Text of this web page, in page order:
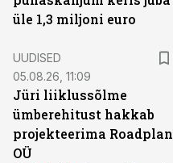
üle 1,3 miljoni euro
UUDISED
05.08.26, 11:09
Jüri liiklussõlme
ümberehitust hakkab
projekteerima Roadplan
OÜ